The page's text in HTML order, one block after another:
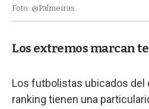
Foto: @Palmeiras.
Los extremos marcan
Los futbolistas ubicados del
ranking tienen una